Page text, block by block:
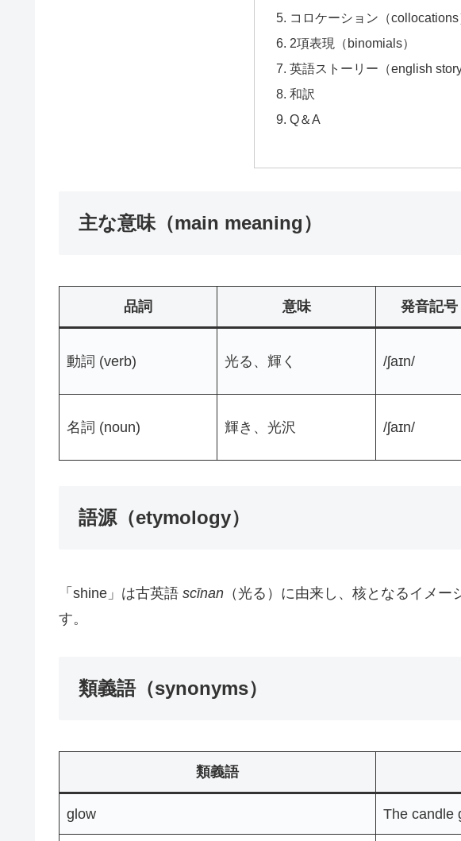
コロケーション（collocations
2項表現（binomials）
英語ストーリー（english story
和訳
Q＆A
主な意味（main meaning）
品詞 意味 発音記号
動詞 (verb) 光る、輝く /ʃaɪn/
名詞 (noun) 輝き、光沢 /ʃaɪn/
語源（etymology）
「shine」は古英語 scīnan （光る）に由来し、核となるイメ
す。
類義語（synonyms）
類義語
glow The candle